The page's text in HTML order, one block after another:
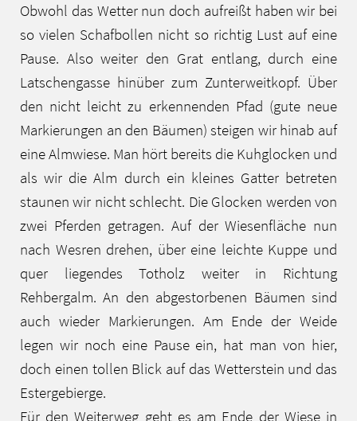
Obwohl das Wetter nun doch aufreißt haben wir bei
so vielen Schafbollen nicht so richtig Lust auf eine
Pause. Also weiter den Grat entlang, durch eine
Latschengasse hinüber zum Zunterweitkopf. Über
den nicht leicht zu erkennenden Pfad (gute neue
Markierungen an den Bäumen) steigen wir hinab auf
eine Almwiese. Man hört bereits die Kuhglocken und
als wir die Alm durch ein kleines Gatter betreten
staunen wir nicht schlecht. Die Glocken werden von
zwei Pferden getragen. Auf der Wiesenfläche nun
nach Wesren drehen, über eine leichte Kuppe und
quer liegendes Totholz weiter in Richtung
Rehbergalm. An den abgestorbenen Bäumen sind
auch wieder Markierungen. Am Ende der Weide
legen wir noch eine Pause ein, hat man von hier,
doch einen tollen Blick auf das Wetterstein und das
Estergebierge.
Für den Weiterweg geht es am Ende der Wiese in